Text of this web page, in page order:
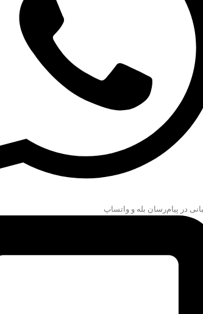
در پیام‌رسان بله و واتساپ